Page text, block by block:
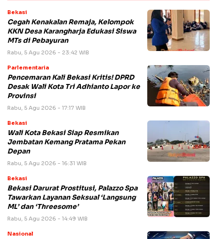
Bekasi
Cegah Kenakalan Remaja, Kelompok
KKN Desa Karangharja Edukasi Siswa
MTs di Pebayuran
Rabu, 5 Agu 2026 - 23:42 WIB
Parlementaria
Pencemaran Kali Bekasi Kritis! DPRD
Desak Wali Kota Tri Adhianto Lapor ke
Provinsi
Rabu, 5 Agu 2026 - 17:17 WIB
Bekasi
Wali Kota Bekasi Siap Resmikan
Jembatan Kemang Pratama Pekan
Depan
Rabu, 5 Agu 2026 - 16:31 WIB
Bekasi
Bekasi Darurat Prostitusi, Palazzo Spa
Tawarkan Layanan Seksual ‘Langsung
ML’ dan ‘Threesome’
Rabu, 5 Agu 2026 - 14:49 WIB
Nasional